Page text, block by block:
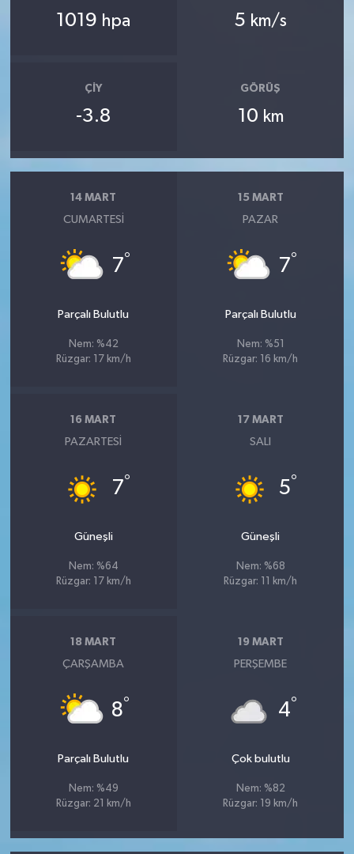
1019 hpa 5 km/s
ÇIY
-3.8
GÖRÜŞ
10 km
14 MART
CUMARTESI
7°
Parçalı Bulutlu
Nem: %42
Rüzgar: 17 km/h
15 MART
PAZAR
7°
Parçalı Bulutlu
Nem: %51
Rüzgar: 16 km/h
16 MART
PAZARTESI
7°
Güneşli
Nem: %64
Rüzgar: 17 km/h
17 MART
SALI
5°
Güneşli
Nem: %68
Rüzgar: 11 km/h
18 MART
ÇARŞAMBA
8°
Parçalı Bulutlu
Nem: %49
Rüzgar: 21 km/h
19 MART
PERŞEMBE
4°
Çok bulutlu
Nem: %82
Rüzgar: 19 km/h